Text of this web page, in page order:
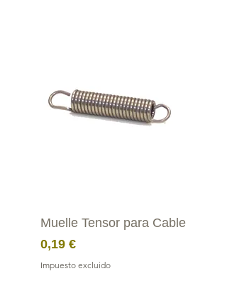
Muelle Tensor para Cable
Precio
0,19 €
Impuesto excluido